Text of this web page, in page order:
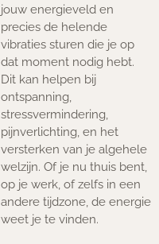
jouw energieveld en
precies de helende
vibraties sturen die je op
dat moment nodig hebt.
Dit kan helpen bij
ontspanning,
stressvermindering,
pijnverlichting, en het
versterken van je algehele
welzijn. Of je nu thuis bent,
op je werk, of zelfs in een
andere tijdzone, de energie
weet je te vinden.